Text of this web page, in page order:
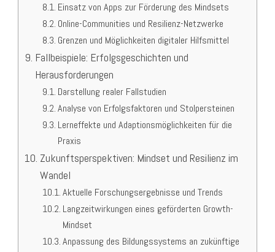
Einsatz von Apps zur Förderung des Mindsets
Online-Communities und Resilienz-Netzwerke
Grenzen und Möglichkeiten digitaler Hilfsmittel
Fallbeispiele: Erfolgsgeschichten und
Herausforderungen
Darstellung realer Fallstudien
Analyse von Erfolgsfaktoren und Stolpersteinen
Lerneffekte und Adaptionsmöglichkeiten für die
Praxis
Zukunftsperspektiven: Mindset und Resilienz im
Wandel
Aktuelle Forschungsergebnisse und Trends
Langzeitwirkungen eines geförderten Growth-
Mindset
Anpassung des Bildungssystems an zukünftige